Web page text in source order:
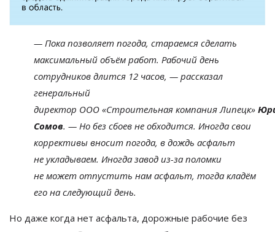
— Пока позволяет погода, стараемся сделать
максимальный объём работ. Рабочий день
сотрудников длится 12 часов, — рассказал
генеральный
директор ООО «Строительная компания Липецк»
Сомов. — Но без сбоев не обходится. Иногда свои
коррективы вносит погода, в дождь асфальт
не укладываем. Иногда завод из-за поломки
не может отпустить нам асфальт, тогда кладём
его на следующий день.
Но даже когда нет асфальта, дорожные рабочие без